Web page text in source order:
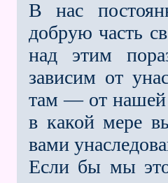
В нас
добрую часть
над этим
зависим от
там — от нашей
в какой мере
вами
Если бы мы